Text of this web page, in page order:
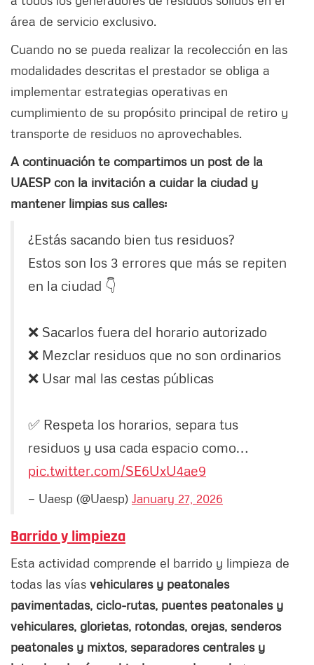
área de servicio exclusivo.
Cuando no se pueda realizar la recolección en las
modalidades descritas el prestador se obliga a
implementar estrategias operativas en
cumplimiento de su propósito principal de retiro y
transporte de residuos no aprovechables.
A continuación te compartimos un post de la
UAESP con la invitación a cuidar la ciudad y
mantener limpias sus calles:
¿Estás sacando bien tus residuos?
Estos son los 3 errores que más se repiten
en la ciudad 👇
❌ Sacarlos fuera del horario autorizado
❌ Mezclar residuos que no son ordinarios
❌ Usar mal las cestas públicas
✅ Respeta los horarios, separa tus
residuos y usa cada espacio como…
pic.twitter.com/SE6UxU4ae9
— Uaesp (@Uaesp) January 27, 2026
Barrido y limpieza
Esta actividad comprende el barrido y limpieza de
todas las vías vehiculares y peatonales
pavimentadas, ciclo-rutas, puentes peatonales y
vehiculares, glorietas, rotondas, orejas, senderos
peatonales y mixtos, separadores centrales y